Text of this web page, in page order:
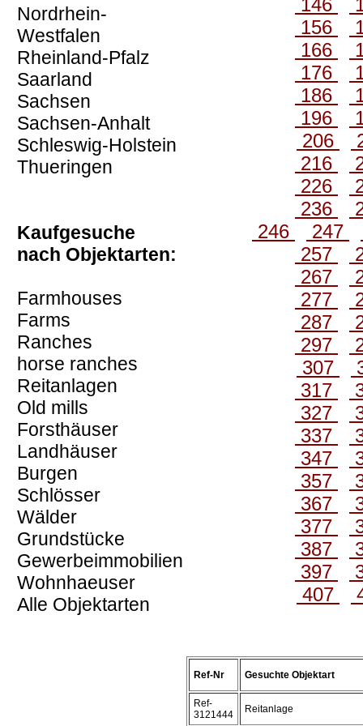
Nordrhein-
Westfalen
Rheinland-Pfalz
Saarland
Sachsen
Sachsen-Anhalt
Schleswig-Holstein
Thueringen
Kaufgesuche
nach Objektarten:
Farmhouses
Farms
Ranches
horse ranches
Reitanlagen
Old mills
Forsthäuser
Landhäuser
Burgen
Schlösser
Wälder
Grundstücke
Gewerbeimmobilien
Wohnhaeuser
Alle Objektarten
146
156
166
176
186
196
206
216
226
236
246
247
257
267
277
287
297
307
317
327
337
347
357
367
377
387
397
407
Ref-Nr Gesuchte Objektart
Ref-
3121444
Reitanlage